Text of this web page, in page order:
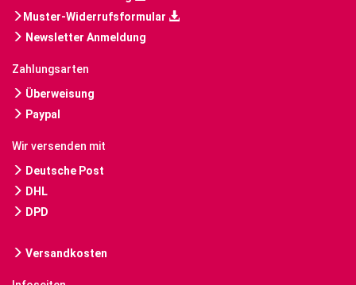
Muster-Widerrufsformular
Newsletter Anmeldung
Zahlungsarten
Überweisung
Paypal
Wir versenden mit
Deutsche Post
DHL
DPD
Versandkosten